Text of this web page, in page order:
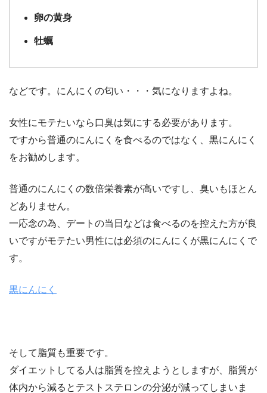
卵の黄身
牡蠣
などです。にんにくの匂い・・・気になりますよね。
女性にモテたいなら口臭は気にする必要があります。
ですから普通のにんにくを食べるのではなく、黒にんにく
をお勧めします。
普通のにんにくの数倍栄養素が高いですし、臭いもほとん
どありません。
一応念の為、デートの当日などは食べるのを控えた方が良
いですがモテたい男性には必須のにんにくが黒にんにくで
す。
黒にんにく
そして脂質も重要です。
ダイエットしてる人は脂質を控えようとしますが、脂質が
体内から減るとテストステロンの分泌が減ってしまいま